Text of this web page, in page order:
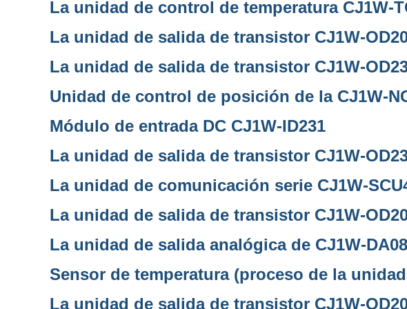
La unidad de control de temperatura CJ1W-
La unidad de salida de transistor CJ1W-
La unidad de salida de transistor CJ1W-
Unidad de control de posición de la CJ1W-
Módulo de entrada DC CJ1W-ID231
La unidad de salida de transistor CJ1W-
La unidad de comunicación serie CJ1W-
La unidad de salida de transistor CJ1W-
La unidad de salida analógica de CJ1W-
Sensor de temperatura (proceso de la
La unidad de salida de transistor CJ1W-